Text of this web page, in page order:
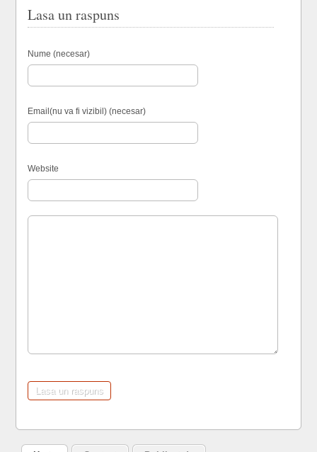
Lasa un raspuns
Nume (necesar)
Email(nu va fi vizibil) (necesar)
Website